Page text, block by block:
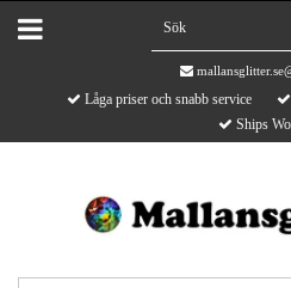
Låga priser och snabb service
Ships